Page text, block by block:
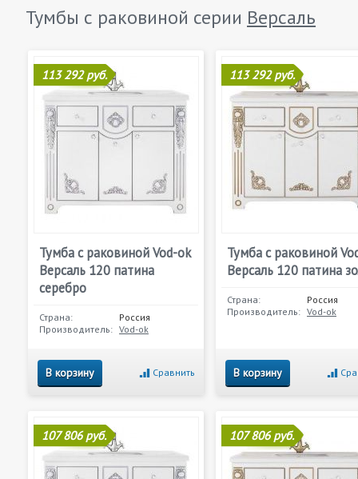
Тумбы с раковиной серии Версаль
113 292 руб.
Тумба с раковиной Vod-ok
Версаль 120 патина
серебро
Страна:
Россия
Производитель: Vod-ok
В корзину Сравнить
113 292 руб.
Тумба с раковиной
Версаль 120 патина
Страна:
Россия
Производитель: Vod-ok
В корзину
107 806 руб. 107 806 руб.